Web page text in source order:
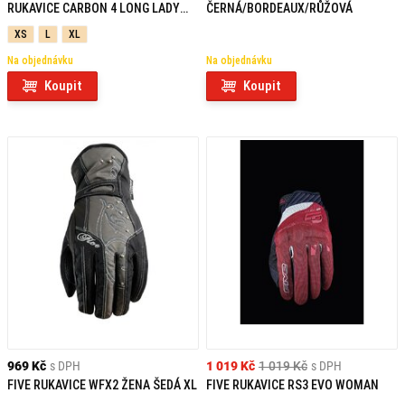
RUKAVICE CARBON 4 LONG LADY
BLACK/BLACK/WHITE
XS L XL
Na objednávku
Koupit
ČERNÁ/BORDEAUX/RŮŽOVÁ
Na objednávku
Koupit
969 Kč s DPH
FIVE RUKAVICE WFX2 ŽENA ŠEDÁ XL
1 019 Kč
1 019 Kč
s DPH
FIVE RUKAVICE RS3 EVO WOMAN